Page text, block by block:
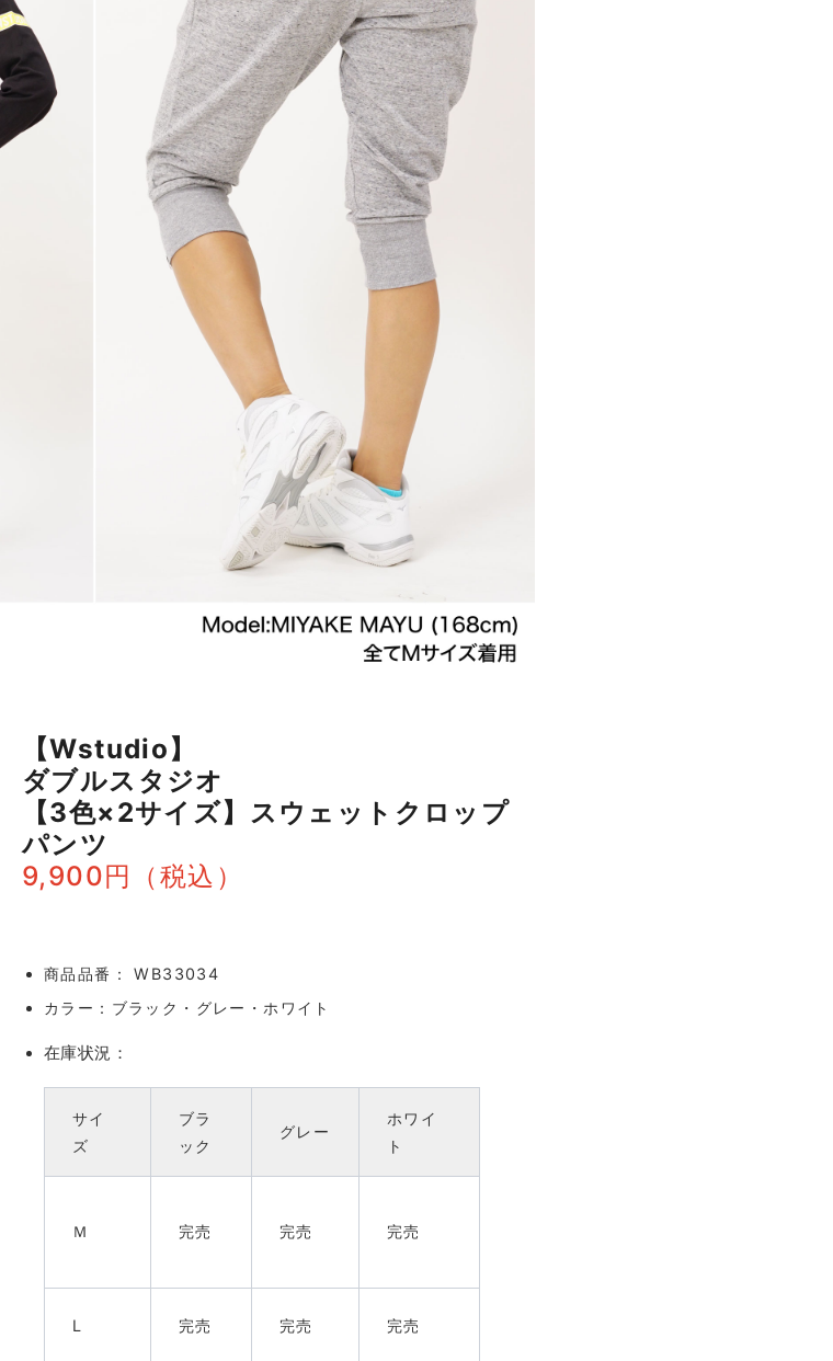
【Wstudio】
ダブルスタジオ
【3色×2サイズ】スウェットクロップ
パンツ
9,900円（税込）
商品品番：
WB33034
カラー： ブラック・グレー・ホワイト
在庫状況：
サイ
ズ
ブラ
ック
グレー
ホワイ
ト
Ｍ 完売 完売 完売
L 完売 完売 完売